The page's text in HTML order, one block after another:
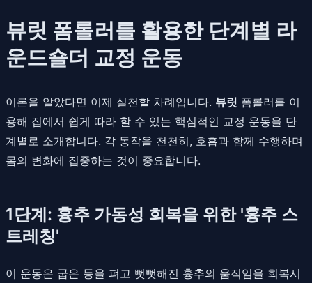
뷰릿 폼롤러를 활용한 단계별 라
운드숄더 교정 운동
이론을 알았다면 이제 실천할 차례입니다. 뷰릿 폼롤러를 이
용해 집에서 쉽게 따라 할 수 있는 핵심적인 교정 운동을 단
계별로 소개합니다. 각 동작을 천천히, 호흡과 함께 수행하며
몸의 변화에 집중하는 것이 중요합니다.
1단계: 흉추 가동성 회복을 위한 '흉추 스
트레칭'
이 운동은 굽은 등을 펴고 뻣뻣해진 흉추의 움직임을 회복시